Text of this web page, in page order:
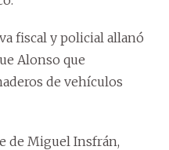
fiscal y policial allanó
Alonso que
de vehículos
de Miguel Insfrán,